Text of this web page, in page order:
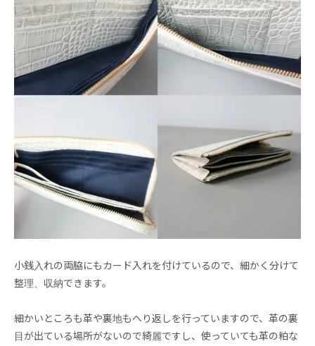
小銭入れの両脇にもカード入れを付けているので、細かく分けて
整理、収納できます。
細かいところも革や裏地もへり返しを行っていますので、革の裏
目が出ている場所がないので綺麗ですし、使っていても革の粕な